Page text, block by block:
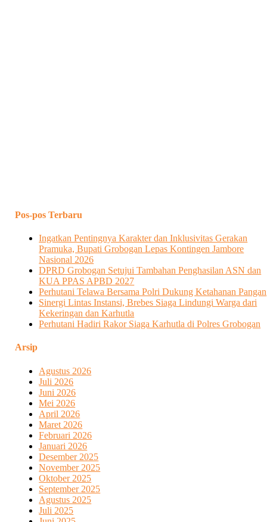
Pos-pos Terbaru
Ingatkan Pentingnya Karakter dan Inklusivitas Gerakan
Pramuka, Bupati Grobogan Lepas Kontingen Jambore
Nasional 2026
DPRD Grobogan Setujui Tambahan Penghasilan ASN dan
KUA PPAS APBD 2027
Perhutani Telawa Bersama Polri Dukung Ketahanan Pangan
Sinergi Lintas Instansi, Brebes Siaga Lindungi Warga dari
Kekeringan dan Karhutla
Perhutani Hadiri Rakor Siaga Karhutla di Polres Grobogan
Arsip
Agustus 2026
Juli 2026
Juni 2026
Mei 2026
April 2026
Maret 2026
Februari 2026
Januari 2026
Desember 2025
November 2025
Oktober 2025
September 2025
Agustus 2025
Juli 2025